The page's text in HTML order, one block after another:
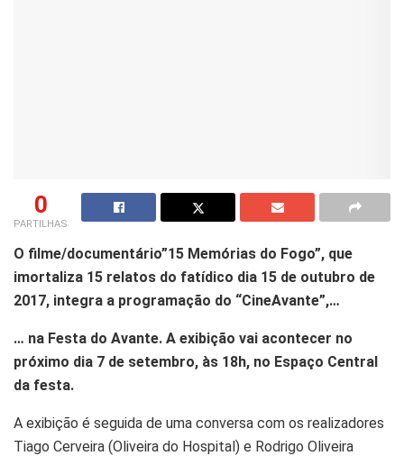
0
PARTILHAS
O filme/documentário”15 Memórias do Fogo”, que
imortaliza 15 relatos do fatídico dia 15 de outubro de
2017, integra a programação do “CineAvante”,…
… na Festa do Avante. A exibição vai acontecer no
próximo dia 7 de setembro, às 18h, no Espaço Central
da festa.
A exibição é seguida de uma conversa com os realizadores
Tiago Cerveira (Oliveira do Hospital) e Rodrigo Oliveira